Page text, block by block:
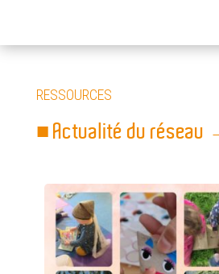
RESSOURCES
■ Actualité du réseau